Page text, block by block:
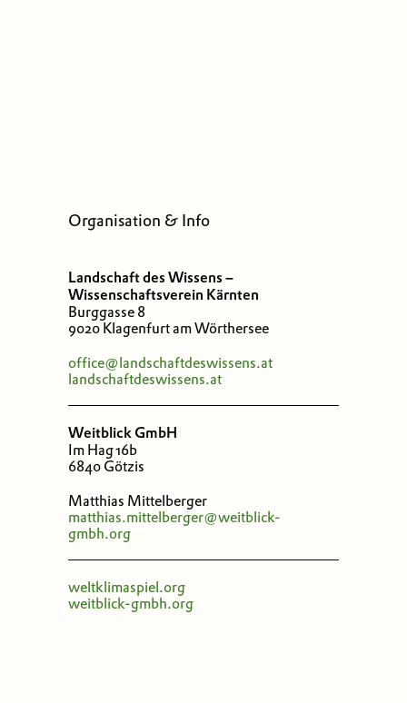
Organisation & Info
Landschaft des Wissens –
Wissenschaftsverein Kärnten
Burggasse 8
9020 Klagenfurt am Wörthersee
office@landschaftdeswissens.at
landschaftdeswissens.at
Weitblick GmbH
Im Hag 16b
6840 Götzis
Matthias Mittelberger
matthias.mittelberger@weitblick-
gmbh.org
weltklimaspiel.org
weitblick-gmbh.org